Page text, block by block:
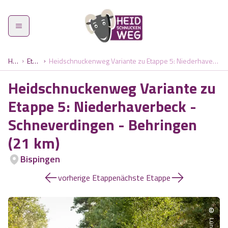
Heidschnuckenweg
Wandern im Frühling
Home Etappen Heidschnuckenweg Variante zu Etappe 5: Niederhaverbeck - Schneverdingen - Behringen (21 km)
Heidschnuckenweg Variante zu
Etappe 5: Niederhaverbeck -
Schneverdingen - Behringen
(21 km)
Bispingen
vorherige Etappenächste Etappe
©